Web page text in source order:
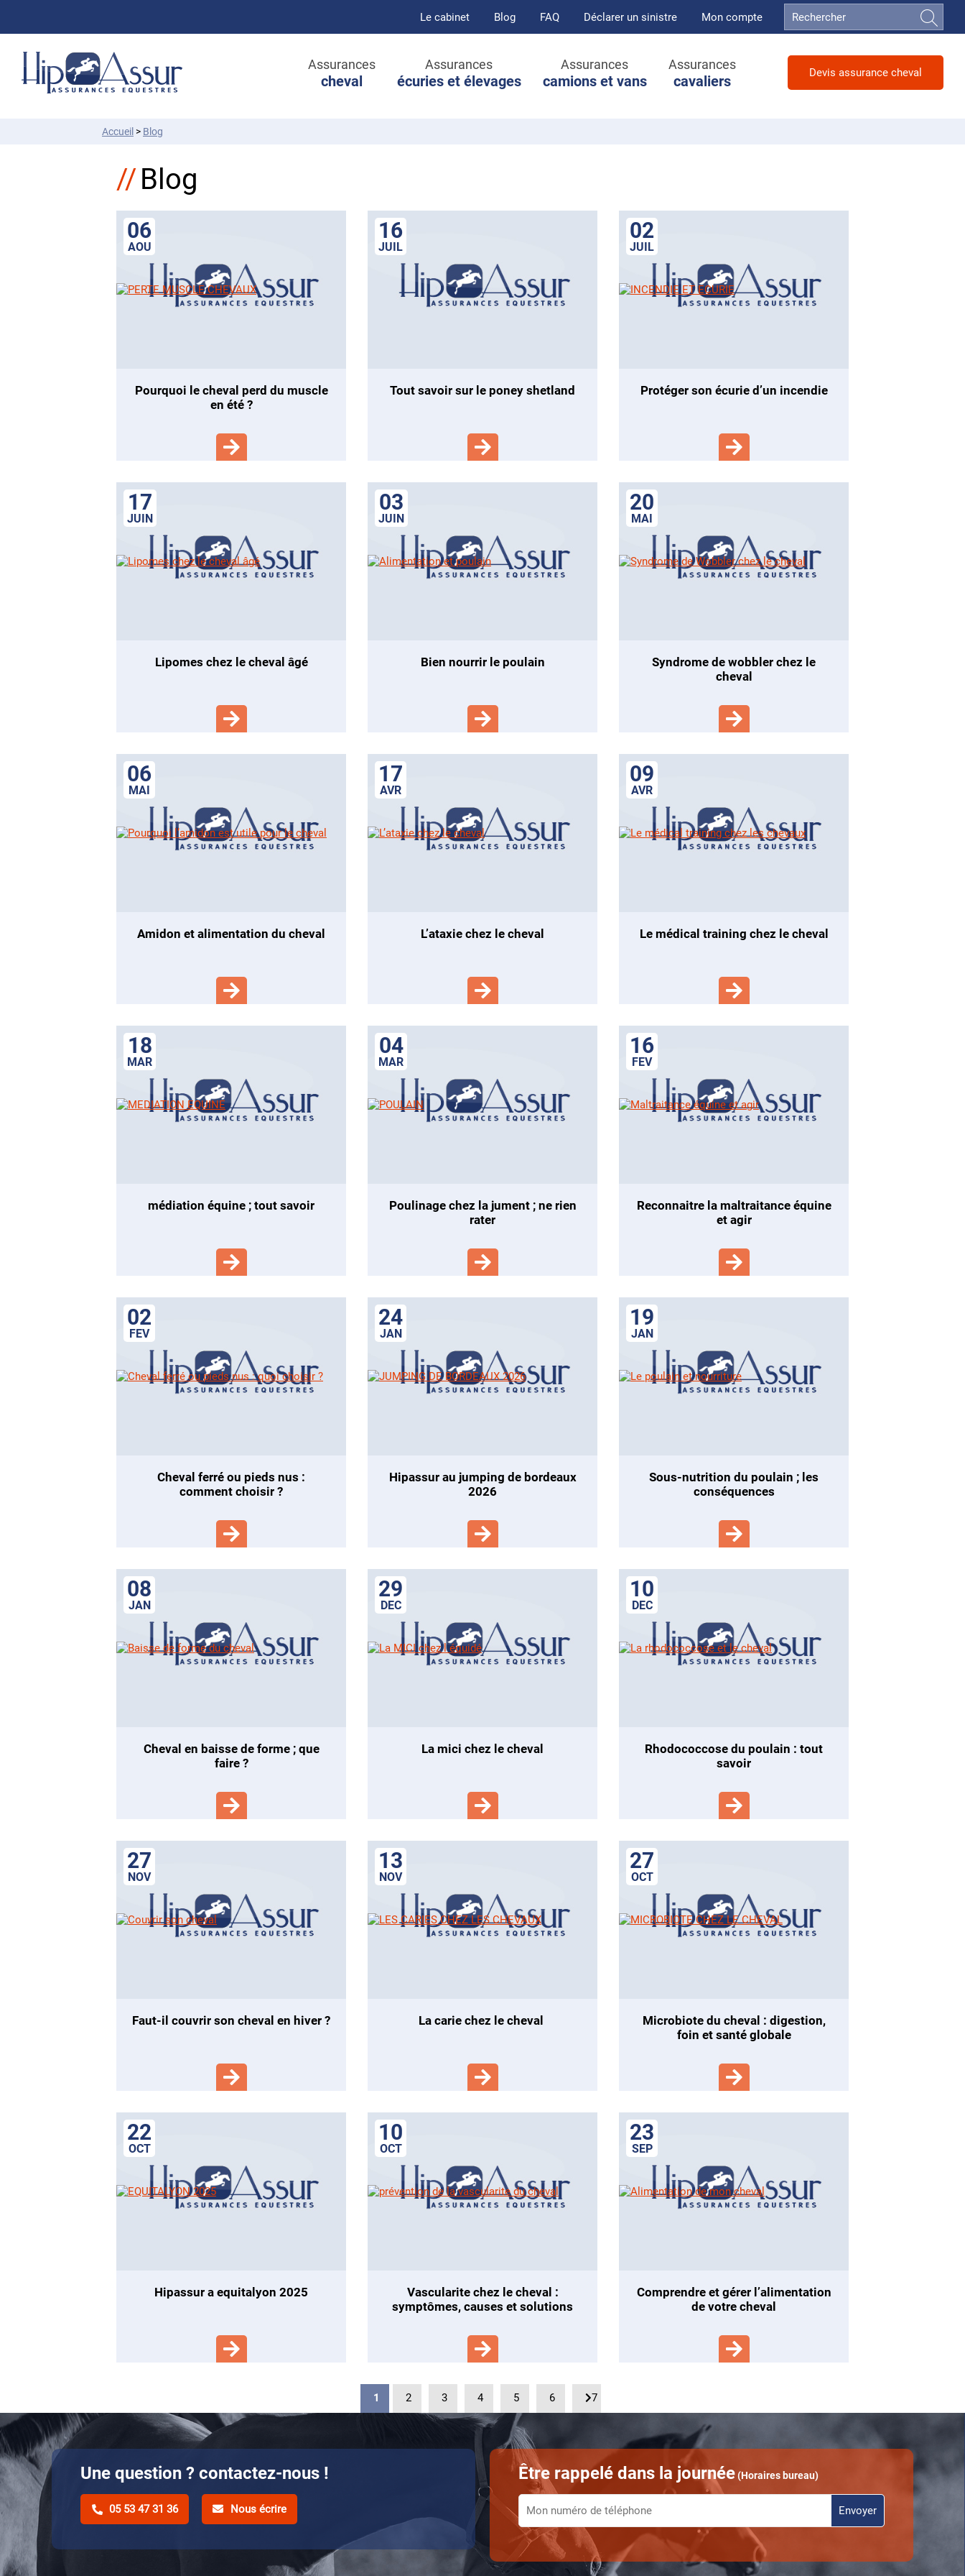
Le cabinet Blog FAQ Déclarer un sinistre Mon compte
Assurances
cheval
Assurances
écuries et élevages
Assurances
camions et vans
Assurances
cavaliers Devis assurance cheval
Accueil > Blog
Blog
06
AOU
pourquoi le cheval perd du muscle
en été ?
16
JUIL
tout savoir sur le poney shetland
02
JUIL
protéger son écurie d’un incendie
17
JUIN
lipomes chez le cheval âgé
03
JUIN
bien nourrir le poulain
20
MAI
syndrome de wobbler chez le
cheval
06
MAI
amidon et alimentation du cheval
17
AVR
l’ataxie chez le cheval
09
AVR
le médical training chez le cheval
18
MAR
​médiation équine ; tout savoir
04
MAR
poulinage chez la jument ; ne rien
rater
16
FEV
reconnaitre la maltraitance équine
et agir
02
FEV
cheval ferré ou pieds nus :
comment choisir ?
24
JAN
hipassur au jumping de bordeaux
2026
19
JAN
sous-nutrition du poulain ; les
conséquences
08
JAN
cheval en baisse de forme ; que
faire ?
29
DEC
la mici chez le cheval
10
DEC
rhodococcose du poulain : tout
savoir
27
NOV
faut-il couvrir son cheval en hiver ?
13
NOV
la carie chez le cheval
27
OCT
microbiote du cheval : digestion,
foin et santé globale
22
OCT
hipassur a equitalyon 2025
10
OCT
vascularite chez le cheval :
symptômes, causes et solutions
23
SEP
comprendre et gérer l’alimentation
de votre cheval
1 2 3 4 5 6 7
Une question ? contactez-nous !
05 53 47 31 36 Nous écrire
Être rappelé dans la journée(Horaires bureau)